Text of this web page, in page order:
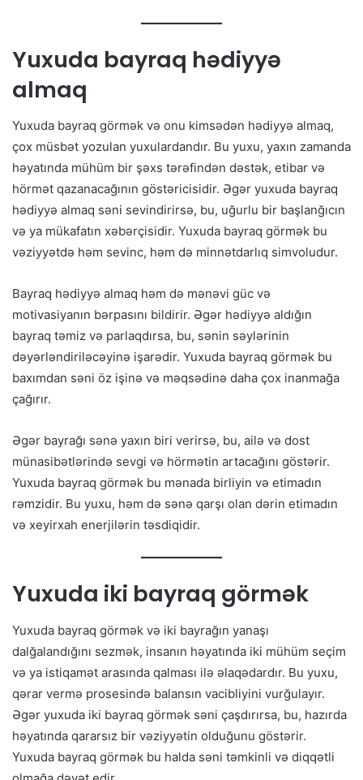
Yuxuda bayraq hədiyyə
almaq
Yuxuda bayraq görmək və onu kimsədən hədiyyə almaq,
çox müsbət yozulan yuxulardandır. Bu yuxu, yaxın zamanda
həyatında mühüm bir şəxs tərəfindən dəstək, etibar və
hörmət qazanacağının göstəricisidir. Əgər yuxuda bayraq
hədiyyə almaq səni sevindirirsə, bu, uğurlu bir başlanğıcın
və ya mükafatın xəbərçisidir. Yuxuda bayraq görmək bu
vəziyyətdə həm sevinc, həm də minnətdarlıq simvoludur.
Bayraq hədiyyə almaq həm də mənəvi güc və
motivasiyanın bərpasını bildirir. Əgər hədiyyə aldığın
bayraq təmiz və parlaqdırsa, bu, sənin səylərinin
dəyərləndiriləcəyinə işarədir. Yuxuda bayraq görmək bu
baxımdan səni öz işinə və məqsədinə daha çox inanmağa
çağırır.
Əgər bayrağı sənə yaxın biri verirsə, bu, ailə və dost
münasibətlərində sevgi və hörmətin artacağını göstərir.
Yuxuda bayraq görmək bu mənada birliyin və etimadın
rəmzidir. Bu yuxu, həm də sənə qarşı olan dərin etimadın
və xeyirxah enerjilərin təsdiqidir.
Yuxuda iki bayraq görmək
Yuxuda bayraq görmək və iki bayrağın yanaşı
dalğalandığını sezmək, insanın həyatında iki mühüm seçim
və ya istiqamət arasında qalması ilə əlaqədardır. Bu yuxu,
qərar vermə prosesində balansın vacibliyini vurğulayır.
Əgər yuxuda iki bayraq görmək səni çaşdırırsa, bu, hazırda
həyatında qararsız bir vəziyyətin olduğunu göstərir.
Yuxuda bayraq görmək bu halda səni təmkinli və diqqətli